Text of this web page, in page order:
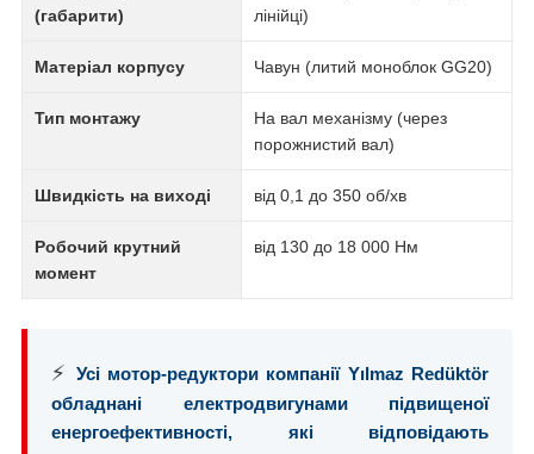
(габарити)
лінійці)
Матеріал корпусу Чавун (литий моноблок GG20)
Тип монтажу
На вал механізму (через
порожнистий вал)
Швидкість на виході від 0,1 до 350 об/хв
Робочий крутний
момент
від 130 до 18 000 Нм
⚡ Усі мотор-редуктори компанії Yılmaz Redüktör
обладнані електродвигунами підвищеної
енергоефективності, які відповідають